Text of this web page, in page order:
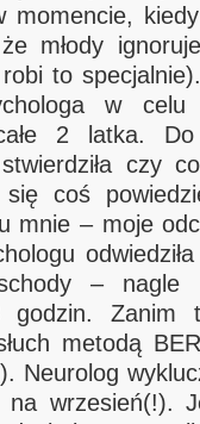
momencie,
młody
to
w celu
2 latka. Do
czy
coś
mnie – moje
–
Zanim
metodą
Neurolog
na wrzesień(!).